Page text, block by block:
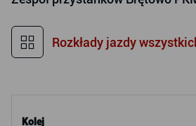
Kolej
Rozkłady jazdy